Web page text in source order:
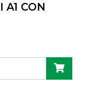
A1 CON